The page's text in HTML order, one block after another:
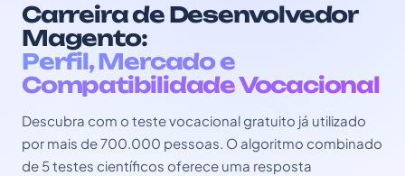
Carreira de Desenvolvedor
Magento:
Perfil, Mercado e
Compatibilidade Vocacional
Descubra com o teste vocacional gratuito já utilizado
por mais de 700.000 pessoas. O algoritmo combinado
de 5 testes científicos oferece uma resposta